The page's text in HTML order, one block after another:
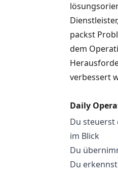
packst
dem
verbessert
Daily
Du steuerst
im Blick
Du
Du